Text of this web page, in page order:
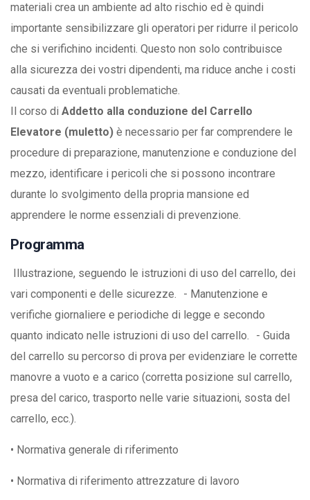
materiali crea un ambiente ad alto rischio ed è quindi
importante sensibilizzare gli operatori per ridurre il pericolo
che si verifichino incidenti. Questo non solo contribuisce
alla sicurezza dei vostri dipendenti, ma riduce anche i costi
causati da eventuali problematiche.
Il corso di Addetto alla conduzione del Carrello
Elevatore (muletto) è necessario per far comprendere le
procedure di preparazione, manutenzione e conduzione del
mezzo, identificare i pericoli che si possono incontrare
durante lo svolgimento della propria mansione ed
apprendere le norme essenziali di prevenzione.
Programma
Illustrazione, seguendo le istruzioni di uso del carrello, dei
vari componenti e delle sicurezze. - Manutenzione e
verifiche giornaliere e periodiche di legge e secondo
quanto indicato nelle istruzioni di uso del carrello. - Guida
del carrello su percorso di prova per evidenziare le corrette
manovre a vuoto e a carico (corretta posizione sul carrello,
presa del carico, trasporto nelle varie situazioni, sosta del
carrello, ecc.).
• Normativa generale di riferimento
• Normativa di riferimento attrezzature di lavoro